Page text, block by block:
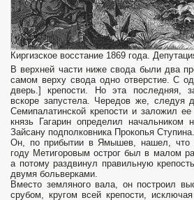
Киргизское восстание 1869 года.
В верхней части ниже свода были два
самом верху свода одно отверстие. С
дверь.] крепости. Но эта последняя,
вскоре запустела. Чередов же, следуя
Семипалатинской крепости и заложил
князь Гагарин определил начальником
Зайсану подполковника Прокопья Ступина.
Он, по прибытии в Ямышев, нашел, что
году Метигоровым острог был в малом
а потому раздвинул правильную
двумя больверками.
Вместо земляного вала, он построил
срубом, кругом всей крепости,